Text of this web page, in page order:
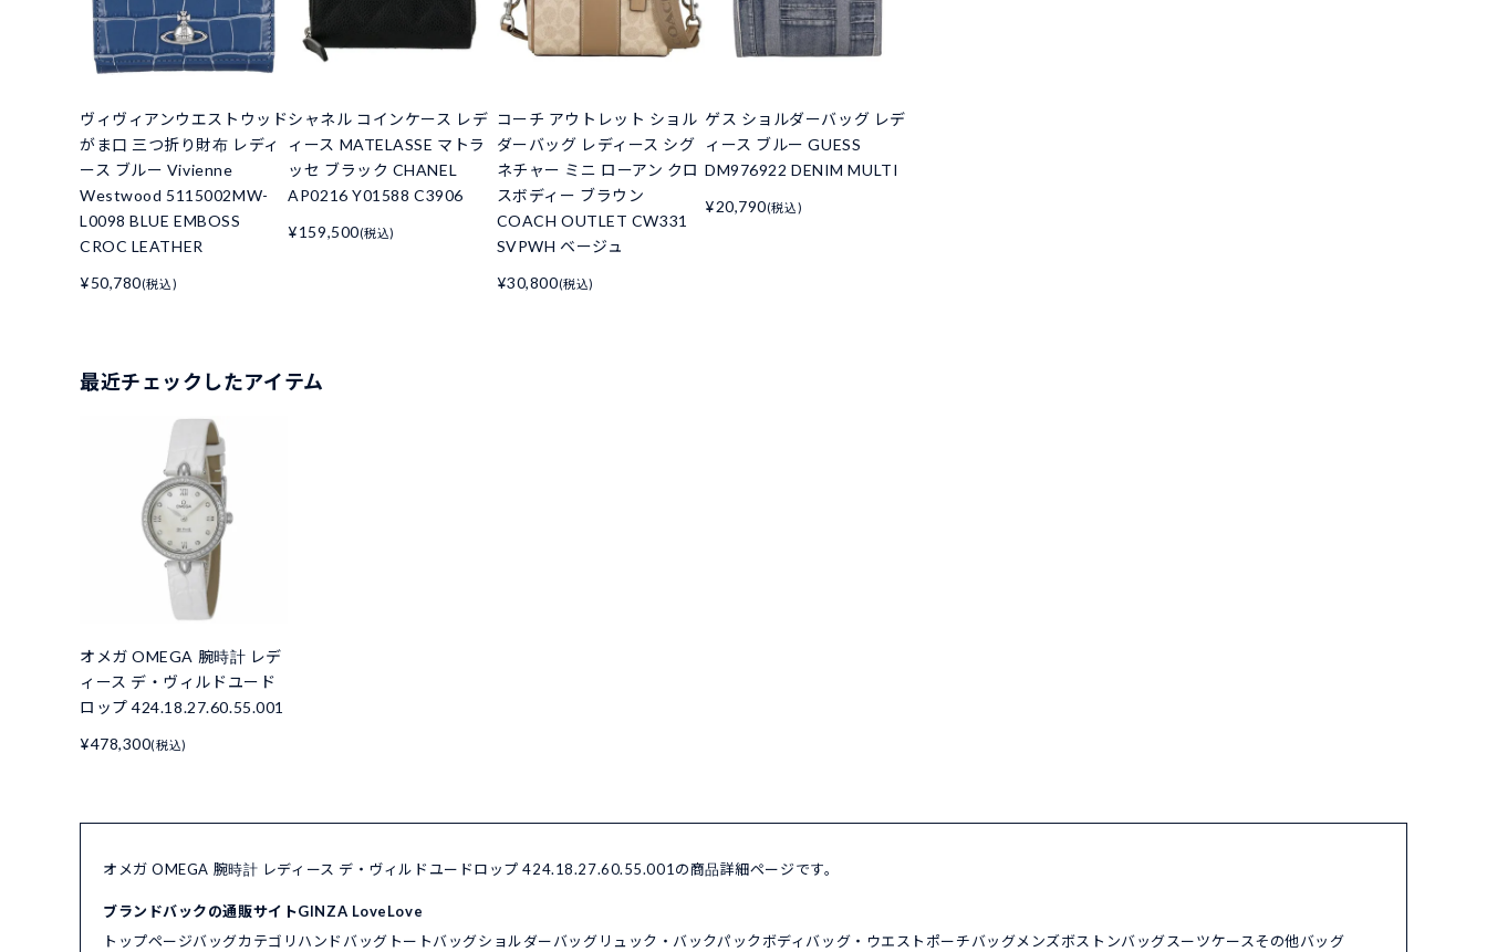
ヴィヴィアンウエストウッド
がま口 三つ折り財布 レディ
ース ブルー Vivienne
Westwood 5115002MW-
L0098 BLUE EMBOSS
CROC LEATHER
¥50,780(税込)
シャネル コインケース レデ
ィース MATELASSE マトラ
ッセ ブラック CHANEL
AP0216 Y01588 C3906
¥159,500(税込)
コーチ アウトレット ショル
ダーバッグ レディース シグ
ネチャー ミニ ローアン クロ
スボディー ブラウン
COACH OUTLET CW331
SVPWH ベージュ
¥30,800(税込)
ゲス ショルダーバッグ レデ
ィース ブルー GUESS
DM976922 DENIM MULTI
¥20,790(税込)
最近チェックしたアイテム
オメガ OMEGA 腕時計 レデ
ィース デ・ヴィルドユード
ロップ 424.18.27.60.55.001
¥478,300(税込)
オメガ OMEGA 腕時計 レディース デ・ヴィルドユードロップ 424.18.27.60.55.001の商品詳細ページです。
ブランドバックの通販サイトGINZA LoveLove
トップページバッグカテゴリ ハンドバッグ トートバッグショルダーバッグリュック・バックパックボディバッグ・ウエストポーチバッグメンズボストンバッグスーツケースその他バッグ